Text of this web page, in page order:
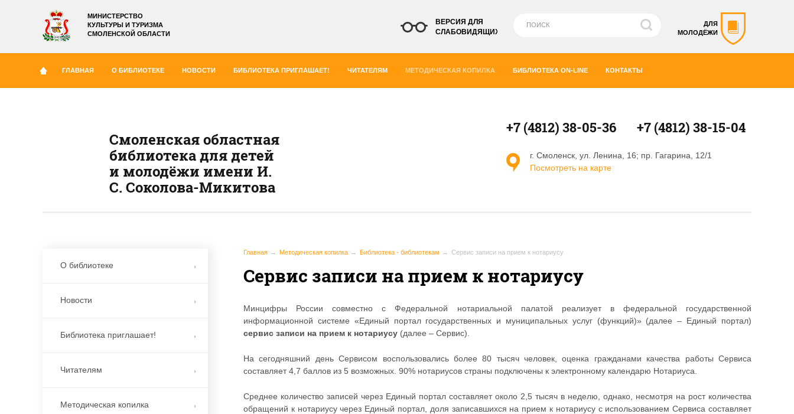
МИНИСТЕРСТВО
КУЛЬТУРЫ И ТУРИЗМА
СМОЛЕНСКОЙ ОБЛАСТИ
ДЛЯ
МОЛОДЁЖИ
ВЕРСИЯ ДЛЯ
СЛАБОВИДЯЩИХ
ГЛАВНАЯ О БИБЛИОТЕКЕ НОВОСТИ БИБЛИОТЕКА ПРИГЛАШАЕТ! ЧИТАТЕЛЯМ МЕТОДИЧЕСКАЯ КОПИЛКА БИБЛИОТЕКА ON-LINE КОНТАКТЫ
Смоленская областная
библиотека для детей
и молодёжи имени И.
С. Соколова-Микитова
+7 (4812) 38-05-36 +7 (4812) 38-15-04
г. Смоленск, ул. Ленина, 16; пр. Гагарина, 12/1
Посмотреть на карте
Главная Методическая копилка Библиотека - библиотекам Сервис записи на прием к нотариусу
Сервис записи на прием к нотариусу
Минцифры России совместно с Федеральной нотариальной палатой реализует в федеральной государственной
информационной системе «Единый портал государственных и муниципальных услуг (функций)» (далее – Единый портал)
сервис записи на прием к нотариусу (далее – Сервис).
На сегодняшний день Сервисом воспользовались более 80 тысяч человек, оценка гражданами качества работы Сервиса
составляет 4,7 баллов из 5 возможных. 90% нотариусов страны подключены к электронному календарю Нотариуса.
Среднее количество записей через Единый портал составляет около 2,5 тысяч в неделю, однако, несмотря на рост количества
обращений к нотариусу через Единый портал, доля записавшихся на прием к нотариусу с использованием Сервиса составляет
О библиотеке
Новости
Библиотека приглашает!
Читателям
Методическая копилка